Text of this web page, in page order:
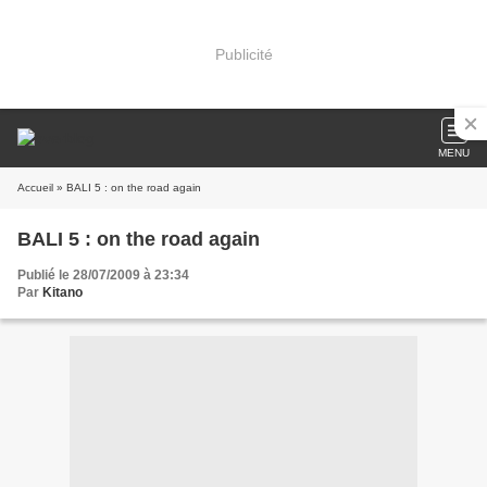
Publicité
MENU
Accueil » BALI 5 : on the road again
BALI 5 : on the road again
Publié le 28/07/2009 à 23:34
Par Kitano